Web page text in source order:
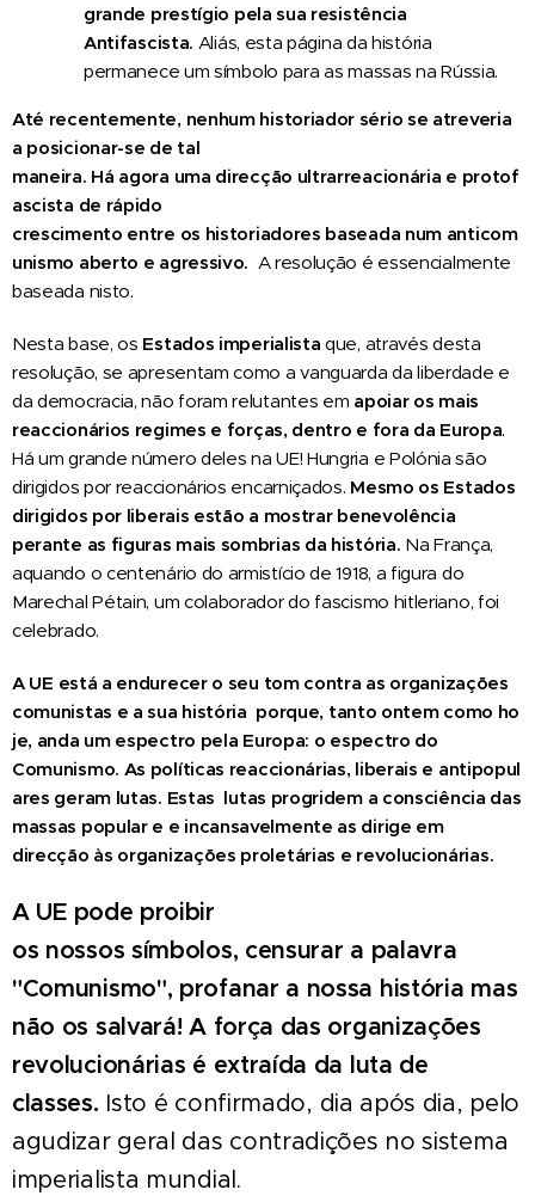
grande prestígio pela sua resistência
Antifascista. Aliás, esta página da história
permanece um símbolo para as massas na Rússia.
Até recentemente, nenhum historiador sério se atreveria
a posicionar-se de tal
maneira. Há agora uma direcção ultrarreacionária e protof
ascista de rápido
crescimento entre os historiadores baseada num anticom
unismo aberto e agressivo. A resolução é essencialmente
baseada nisto.
Nesta base, os Estados imperialistaque, através desta
resolução, se apresentam como a vanguarda da liberdade e
da democracia, não foram relutantes em apoiar os mais
reaccionários regimes e forças, dentro e fora da Europa.
Há um grande número deles na UE! Hungria e Polónia são
dirigidos por reaccionários encarniçados. Mesmo os Estados
dirigidos por liberais estão a mostrar benevolência
perante as figuras mais sombrias da história. Na França,
aquando o centenário do armistício de 1918, a figura do
Marechal Pétain, um colaborador do fascismo hitleriano, foi
celebrado.
A UE está a endurecer o seu tom contra as organizações
comunistas e asua história porque, tanto ontem como ho
je, anda um espectro pela Europa: o espectro do
Comunismo. As políticas reaccionárias, liberais e antipopul
ares geram lutas. Estas lutas progridem a consciência das
massas popular e e incansavelmente as dirige em
direcção às organizações proletárias e revolucionárias.
A UE pode proibir
os nossos símbolos, censurar a palavra
"Comunismo", profanar a nossa história mas
não os salvará! A força das organizações
revolucionárias é extraída da luta de
classes. Isto é confirmado, dia após dia, pelo
agudizar geral das contradições no sistema
imperialista mundial.